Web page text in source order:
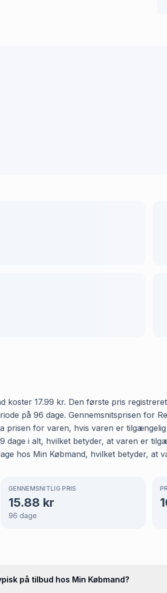
koster 17.99 kr. Den første pris
på 96 dage. Gennemsnitsprisen for
prisen for varen, hvis varen er
dage i alt, hvilket betyder, at varen er
hos Min Købmand, hvilket betyder, at
GENNEMSNITLIG PRIS
15.88 kr
96 dage
på tilbud hos Min Købmand?